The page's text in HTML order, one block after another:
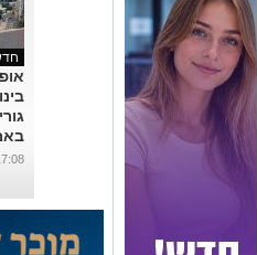
...
/ 30.04.24